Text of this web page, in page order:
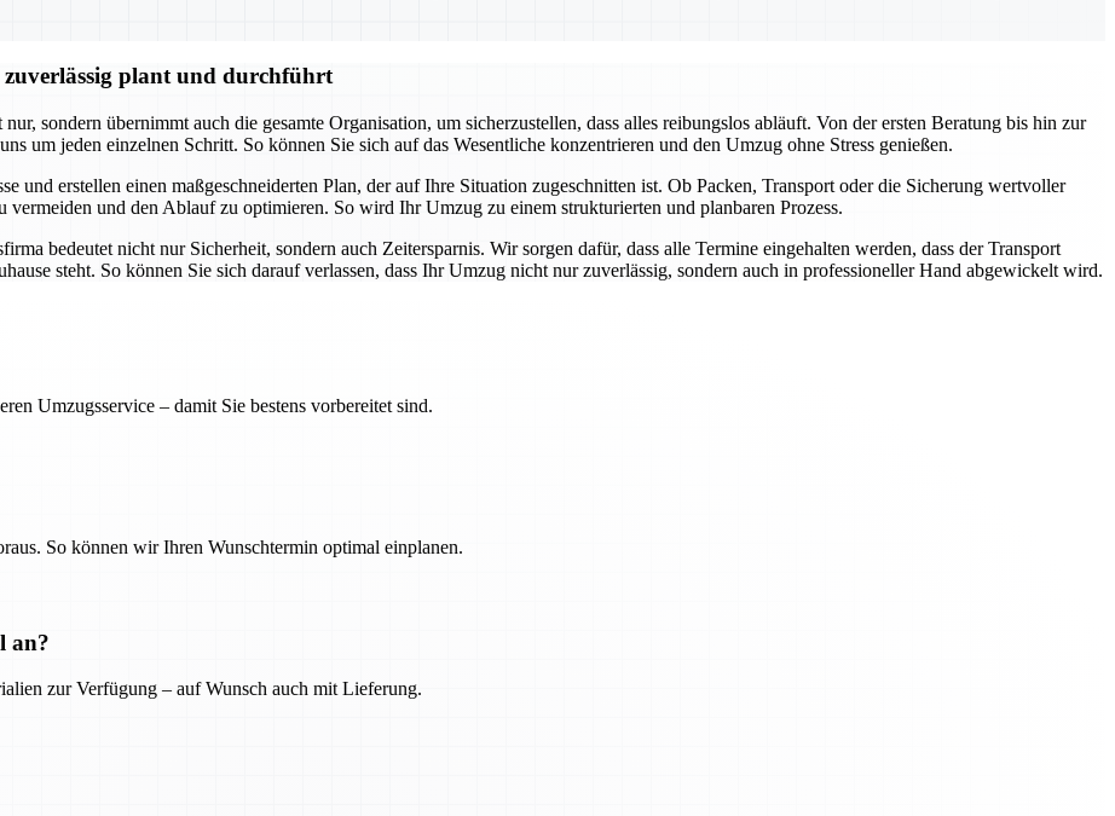
zuverlässig plant und durchführt
sondern übernimmt auch die gesamte Organisation, um sicherzustellen, dass alles reibungslos abläuft. Von der ersten Beratung bis hin zur
um jeden einzelnen Schritt. So können Sie sich auf das Wesentliche konzentrieren und den Umzug ohne Stress genießen.
und erstellen einen maßgeschneiderten Plan, der auf Ihre Situation zugeschnitten ist. Ob Packen, Transport oder die Sicherung wertvoller
vermeiden und den Ablauf zu optimieren. So wird Ihr Umzug zu einem strukturierten und planbaren Prozess.
bedeutet nicht nur Sicherheit, sondern auch Zeitersparnis. Wir sorgen dafür, dass alle Termine eingehalten werden, dass der Transport
steht. So können Sie sich darauf verlassen, dass Ihr Umzug nicht nur zuverlässig, sondern auch in professioneller Hand abgewickelt wird.
Umzugsservice – damit Sie bestens vorbereitet sind.
So können wir Ihren Wunschtermin optimal einplanen.
an?
zur Verfügung – auf Wunsch auch mit Lieferung.